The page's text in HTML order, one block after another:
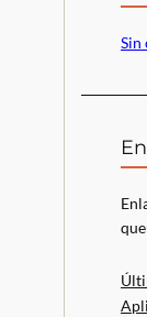
Sin